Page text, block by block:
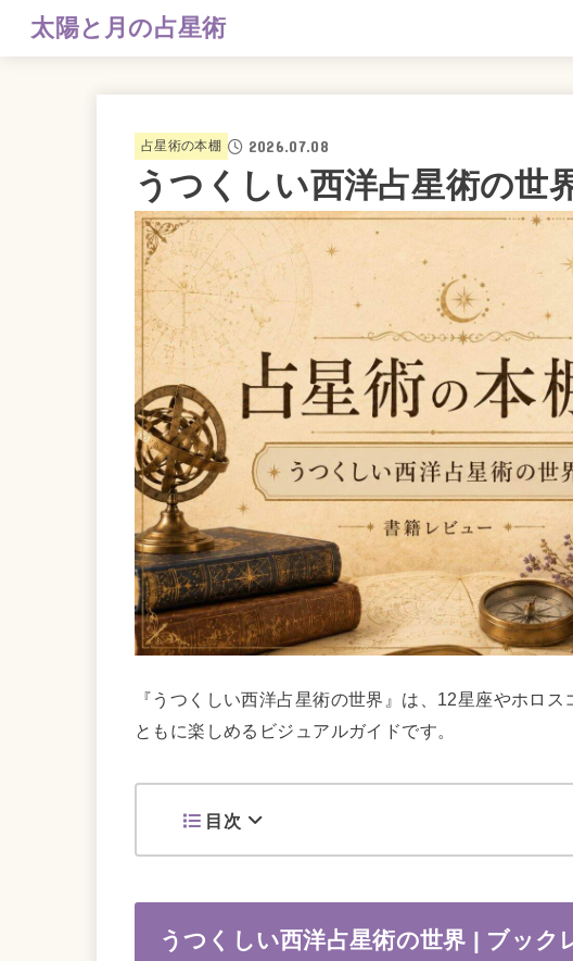
太陽と月の占星術
占星術の本棚 2026.07.08
うつくしい西洋占星術の世
『うつくしい西洋占星術の世界』は、12星座やホロ
ともに楽しめるビジュアルガイドです。
目次
うつくしい西洋占星術の世界 | ブック